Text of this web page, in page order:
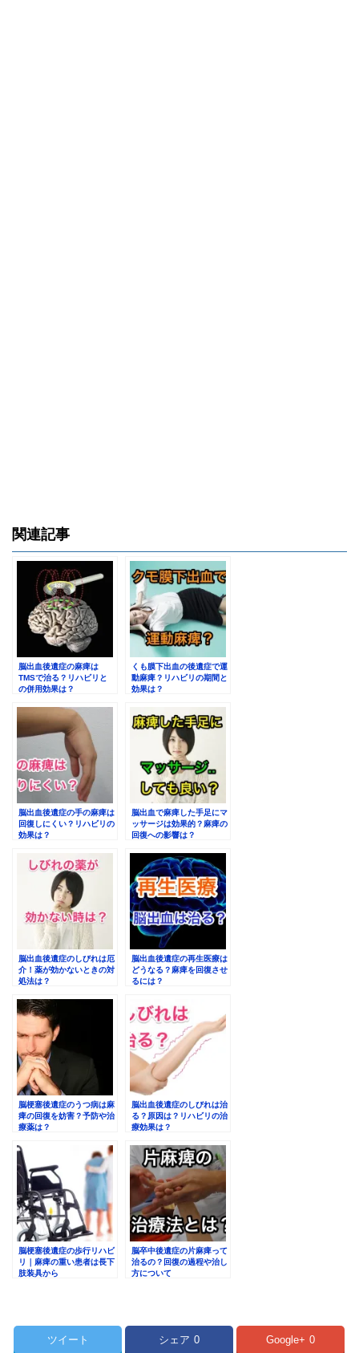
関連記事
脳出血後遺症の麻痺は
TMSで治る？リハビリと
の併用効果は？
くも膜下出血の後遺症で運
動麻痺？リハビリの期間と
効果は？
脳出血後遺症の手の麻痺は
回復しにくい？リハビリの
効果は？
脳出血で麻痺した手足にマ
ッサージは効果的？麻痺の
回復への影響は？
脳出血後遺症のしびれは厄
介！薬が効かないときの対
処法は？
脳出血後遺症の再生医療は
どうなる？麻痺を回復させ
るには？
脳梗塞後遺症のうつ病は麻
痺の回復を妨害？予防や治
療薬は？
脳出血後遺症のしびれは治
る？原因は？リハビリの治
療効果は？
脳梗塞後遺症の歩行リハビ
リ｜麻痺の重い患者は長下
肢装具から
脳卒中後遺症の片麻痺って
治るの？回復の過程や治し
方について
ツイート シェア 0 Google+ 0